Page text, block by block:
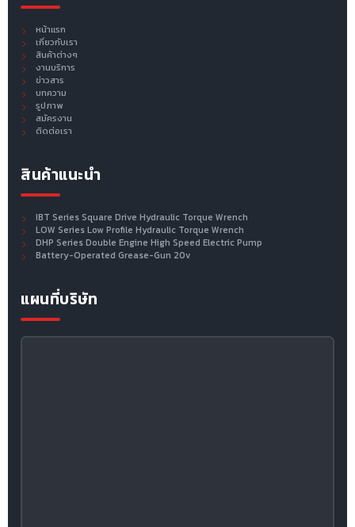
หน้าแรก
เกี่ยวกับเรา
สินค้าต่างๆ
งานบริการ
ข่าวสาร
บทความ
รูปภาพ
สมัครงาน
ติดต่อเรา
สินค้าแนะนำ
IBT Series Square Drive Hydraulic Torque Wrench
LOW Series Low Profile Hydraulic Torque Wrench
DHP Series Double Engine High Speed Electric Pump
Battery-Operated Grease-Gun 20v
แผนที่บริษัท